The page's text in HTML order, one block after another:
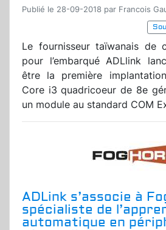
Publié le 28-09-2018 par Francois
Le fournisseur taïwanais de
pour l’embarqué ADLlink
être la première
Core i3 quadricoeur de 8e
un module au standard COM
ADLink s’associe à
spécialiste de
automatique en